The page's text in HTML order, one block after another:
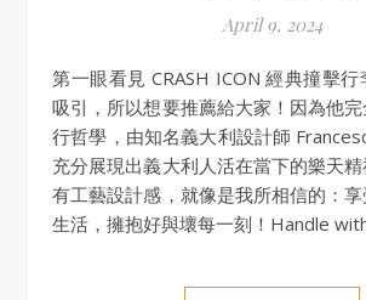
April 9, 2024
第一眼看見 CRASH ICON 經典撞擊行李箱，就被他所
吸引，所以想要推薦給大家！因為他
行哲學，由知名義大利設計師
充分展現出義大利人活在當下的樂天
有工藝設計感，就像是我所相信的：
生活，擁抱好與壞每一刻！Handle